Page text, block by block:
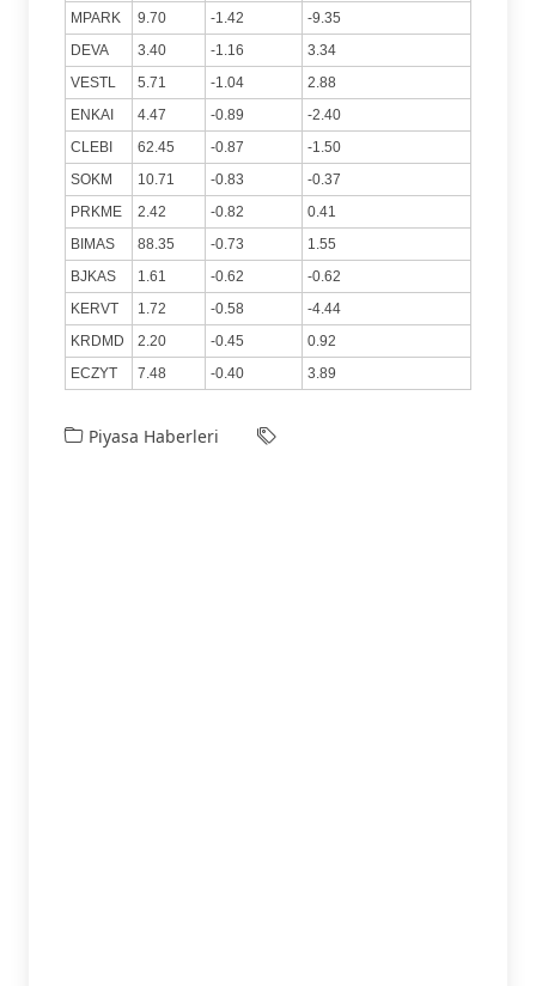
MPARK
9.70 -1.42
-9.35
DEVA
3.40 -1.16
3.34
VESTL
5.71 -1.04
2.88
ENKAI
4.47 -0.89
-2.40
CLEBI
62.45 -0.87
-1.50
SOKM
10.71 -0.83
-0.37
PRKME
2.42 -0.82
0.41
BIMAS
88.35 -0.73
1.55
BJKAS
1.61 -0.62
-0.62
KERVT
1.72 -0.58
-4.44
KRDMD
2.20 -0.45
0.92
ECZYT
7.48 -0.40 3.89
Piyasa Haberleri